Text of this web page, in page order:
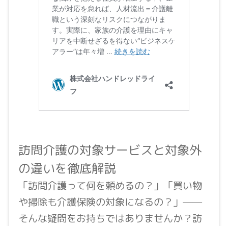
訪問介護の対象サービスと対象外
の違いを徹底解説
「訪問介護って何を頼めるの？」「買い物
や掃除も介護保険の対象になるの？」──
そんな疑問をお持ちではありませんか？訪